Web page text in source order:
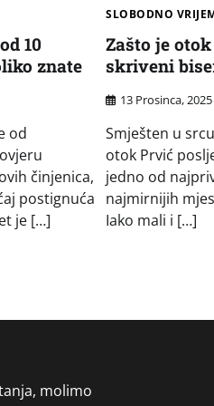
10
znate
od
činjenica,
postignuća
je […]
SLOBODNO
Zašto je
skriveni
13 Prosinca, 2025
Smješten u
otok Prvić
jedno od
najmirnijih
Iako mali i […]
molimo